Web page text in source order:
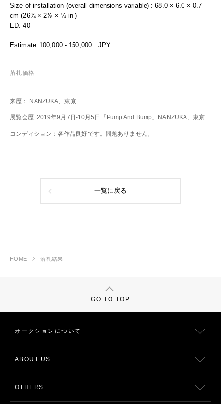
Size of installation (overall dimensions variable) : 68.0 × 6.0 × 0.7
cm (26¾ × 2⅜ × ¼ in.)
ED. 40
Estimate 100,000 - 150,000 JPY
落札価格：
来歴： NANZUKA、東京
展覧会歴: 2019年9月7日-10月5日「Pump And Bump」NANZUKA、東京
コンディション：各作品良好です。問題ありません。
一覧に戻る
HOME 落札結果
GO TO TOP
オークションについて
ABOUT US
OTHERS